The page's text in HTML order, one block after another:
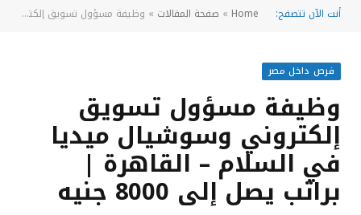
أنت الآن تتصفح: Home
» صفحة المقالات » وظيفة مسؤول تسويق إلكتروني وسوشيال ميديا في السلام – القاهرة | براتب يصل إلى 8000 جنيه
فرص داخل مصر
وظيفة مسؤول تسويق
إلكتروني وسوشيال ميديا
في السلام – القاهرة |
براتب يصل إلى 8000 جنيه